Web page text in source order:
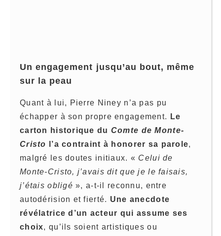
Un engagement jusqu’au bout, même
sur la peau
Quant à lui, Pierre Niney n’a pas pu
échapper à son propre engagement.
Le
carton historique du Comte de Monte-
Cristo l’a contraint à honorer sa parole,
malgré les doutes initiaux. « Celui de
Monte-Cristo, j’avais dit que je le faisais,
j’étais obligé », a-t-il reconnu, entre
autodérision et fierté. Une anecdote
révélatrice d’un acteur qui assume ses
choix, qu’ils soient artistiques ou